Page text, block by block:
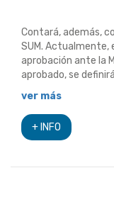
Contará, además,
SUM.
aprobación ante la
aprobado, se
ver más
+ INFO